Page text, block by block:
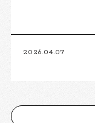
2026.04.07